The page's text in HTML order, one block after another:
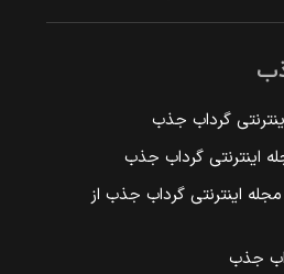
گرداب جذب
اینترنتی گرداب جذب
اینترنتی گرداب جذب از
جذب